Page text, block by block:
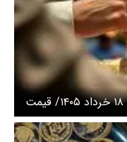
قیمت سکه و قیمت طلا امروز دوشنبه ۱۸ خرداد ۱۴۰۵/ قیمت